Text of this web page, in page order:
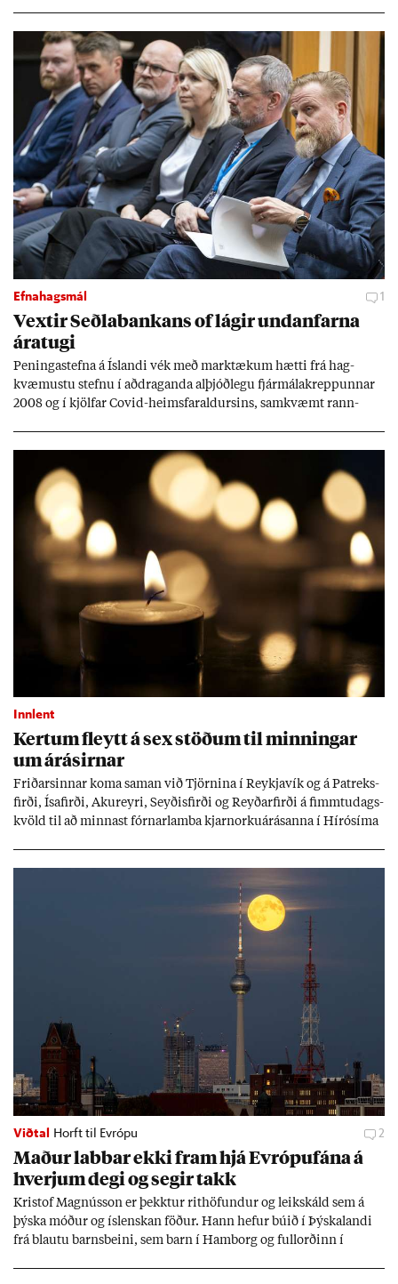
Efnahagsmál 1
Vext­ir Seðla­bank­ans of lág­ir und­an­farna
ára­tugi
Pen­inga­stefna á Ís­landi vék með mark­tæk­um hætti frá hag­
kvæm­ustu stefnu í að­drag­anda al­þjóð­legu fjár­málakrepp­unn­ar
2008 og í kjöl­far Covid-heims­far­ald­urs­ins, sam­kvæmt rann­
Innlent
Kert­um fleytt á sex stöð­um til minn­ing­ar
um árás­irn­ar
Frið­arsinn­ar koma sam­an við Tjörn­ina í Reykja­vík og á Pat­reks­
firði, Ísa­firði, Ak­ur­eyri, Seyð­is­firði og Reyð­ar­firði á fimmtu­dags­
kvöld til að minn­ast fórn­ar­lamba kjarn­orku­árás­anna í Hírósíma
Viðtal Horft til Evrópu 2
Mað­ur labb­ar ekki fram hjá Evr­ópuf­ána á
hverj­um degi og seg­ir takk
Kri­stof Magnús­son er þekkt­ur rit­höf­und­ur og leik­skáld sem á
þýska móð­ur og ís­lensk­an föð­ur. Hann hef­ur bú­ið í Þýskalandi
frá blautu barns­beini, sem barn í Ham­borg og full­orð­inn í